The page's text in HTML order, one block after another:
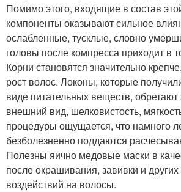
Помимо этого, входящие в состав
компоненты оказывают сильное
ослабленные, тусклые, словно
головы после компресса приходит в
Корни становятся значительно
рост волос. Локоны, которые
виде питательных веществ,
внешний вид, шелковистость,
процедуры ощущается, что намного
безболезненно поддаются
Полезны яично медовые маски в
после окрашивания, завивки и
воздействий на волосы.